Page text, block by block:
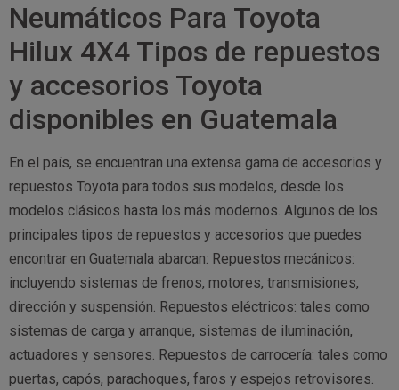
Neumáticos Para Toyota
Hilux 4X4 Tipos de repuestos
y accesorios Toyota
disponibles en Guatemala
En el país, se encuentran una extensa gama de accesorios y
repuestos Toyota para todos sus modelos, desde los
modelos clásicos hasta los más modernos. Algunos de los
principales tipos de repuestos y accesorios que puedes
encontrar en Guatemala abarcan: Repuestos mecánicos:
incluyendo sistemas de frenos, motores, transmisiones,
dirección y suspensión. Repuestos eléctricos: tales como
sistemas de carga y arranque, sistemas de iluminación,
actuadores y sensores. Repuestos de carrocería: tales como
puertas, capós, parachoques, faros y espejos retrovisores.